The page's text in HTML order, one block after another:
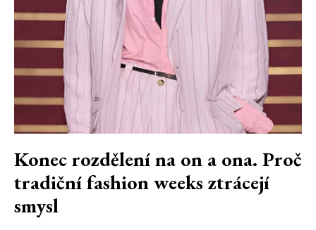
Konec rozdělení na on a ona. Proč
tradiční fashion weeks ztrácejí
smysl